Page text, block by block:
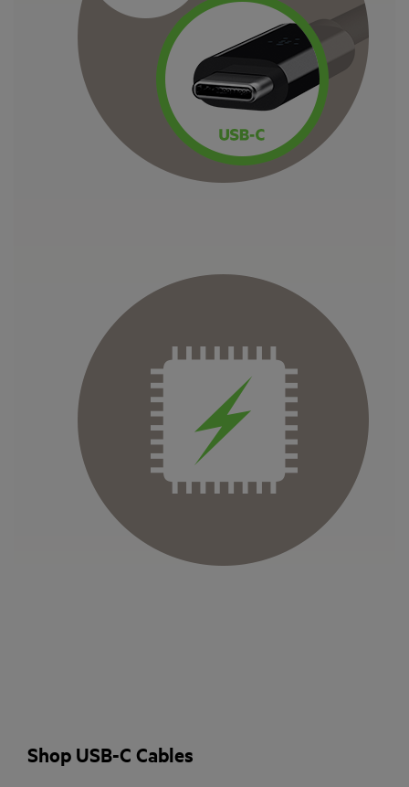
Shop USB-C Cables